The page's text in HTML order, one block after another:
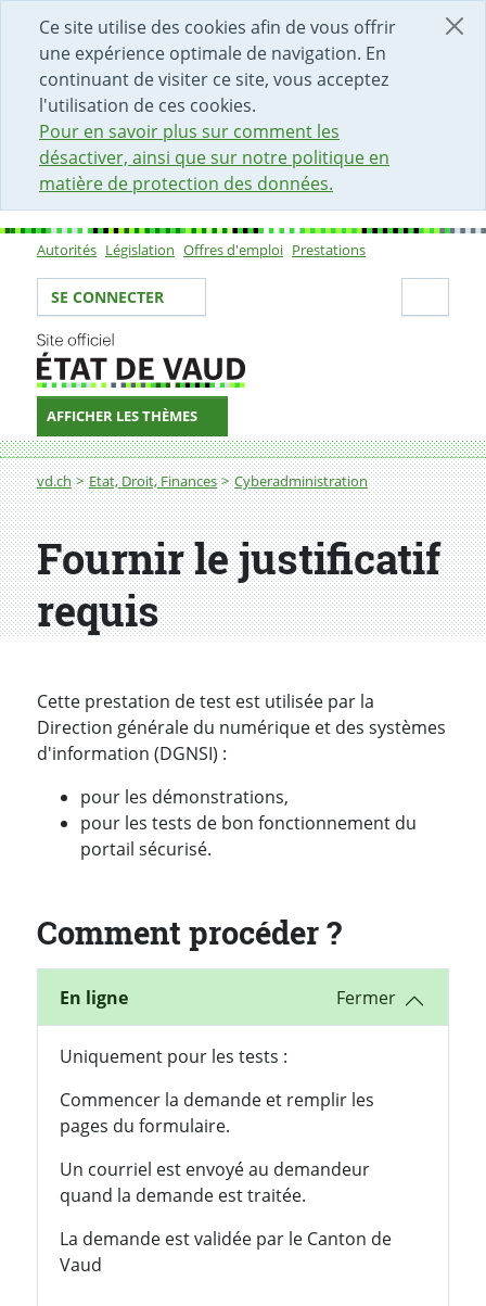
Ce site utilise des cookies afin de vous offrir
une expérience optimale de navigation. En
continuant de visiter ce site, vous acceptez
l'utilisation de ces cookies.
Pour en savoir plus sur comment les
désactiver, ainsi que sur notre politique en
matière de protection des données.
DÉBUT DU CONTENU DE LA PAGE
ACCÈS AU CHAMP DE RECHERCHE
PAGE D'ACCUEIL
FORMULAIRE DE CONTACT
Sous-navigation
Autorités Législation Offres d'emploi Prestations
Votre identité
SE CONNECTER
AFFICHER LES THÈMES
Fil d'Ariane
vd.ch Etat, Droit, Finances Cyberadministration
Fournir le justificatif requis
Fournir le justificatif
requis
Introduction
Cette prestation de test est utilisée par la
Direction générale du numérique et des systèmes
d'information (DGNSI) :
pour les démonstrations,
pour les tests de bon fonctionnement du
portail sécurisé.
Comment procéder ?
En ligne
Uniquement pour les tests :
Commencer la demande et remplir les
pages du formulaire.
Un courriel est envoyé au demandeur
quand la demande est traitée.
La demande est validée par le Canton de
Vaud